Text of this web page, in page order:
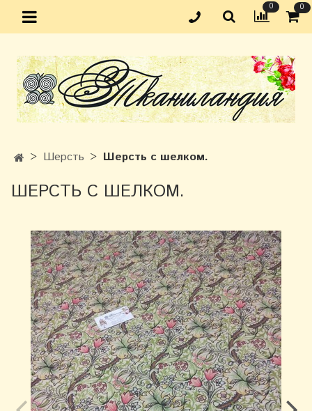
0 0
Шерсть Шерсть с шелком.
ШЕРСТЬ С ШЕЛКОМ.